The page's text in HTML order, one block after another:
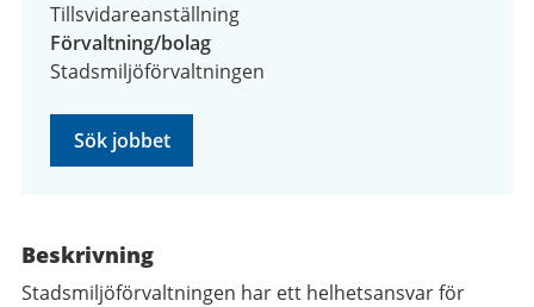
Tillsvidareanställning
Förvaltning/bolag
Stadsmiljöförvaltningen
Sök jobbet
Beskrivning
Stadsmiljöförvaltningen har ett helhetsansvar för